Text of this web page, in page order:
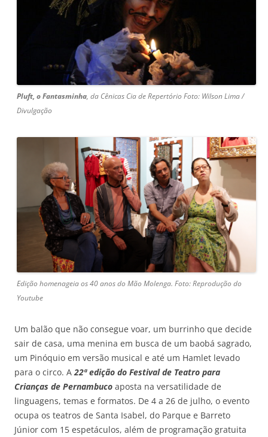
Pluft, o Fantasminha, da Cênicas Cia de Repertório Foto: Wilson Lima /
Divulgação
Edição homenageia os 40 anos do Mão Molenga. Foto: Reprodução do
Youtube
Um balão que não consegue voar, um burrinho que decide
sair de casa, uma menina em busca de um baobá sagrado,
um Pinóquio em versão musical e até um Hamlet levado
para o circo. A 22ª edição do Festival de Teatro para
Crianças de Pernambuco aposta na versatilidade de
linguagens, temas e formatos. De 4 a 26 de julho, o evento
ocupa os teatros de Santa Isabel, do Parque e Barreto
Júnior com 15 espetáculos, além de programação gratuita